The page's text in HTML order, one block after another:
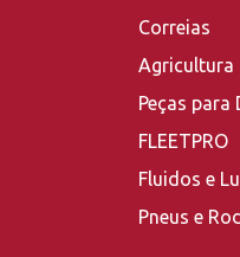
Correias
Agricultura
Peças para
FLEETPRO
Fluidos e
Pneus e